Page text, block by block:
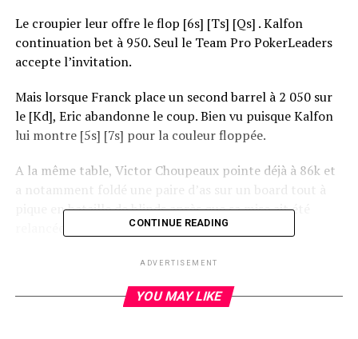
Le croupier leur offre le flop [6s] [Ts] [Qs] . Kalfon
continuation bet à 950. Seul le Team Pro PokerLeaders
accepte l’invitation.
Mais lorsque Franck place un second barrel à 2 050 sur
le [Kd], Eric abandonne le coup. Bien vu puisque Kalfon
lui montre [5s] [7s] pour la couleur floppée.
A la même table, Victor Choupeaux pointe déjà à 86k et
a notamment foldé une paire d’as sur un board tout à
pique en bataille de blinds après que sa mise ait été
CONTINUE READING
ADVERTISEMENT
YOU MAY LIKE